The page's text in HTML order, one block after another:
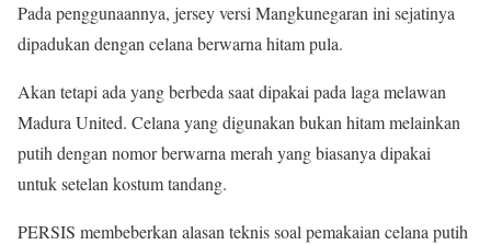
Pada penggunaannya, jersey versi Mangkunegaran ini sejatinya
dipadukan dengan celana berwarna hitam pula.
Akan tetapi ada yang berbeda saat dipakai pada laga melawan
Madura United. Celana yang digunakan bukan hitam melainkan
putih dengan nomor berwarna merah yang biasanya dipakai
untuk setelan kostum tandang.
PERSIS membeberkan alasan teknis soal pemakaian celana putih